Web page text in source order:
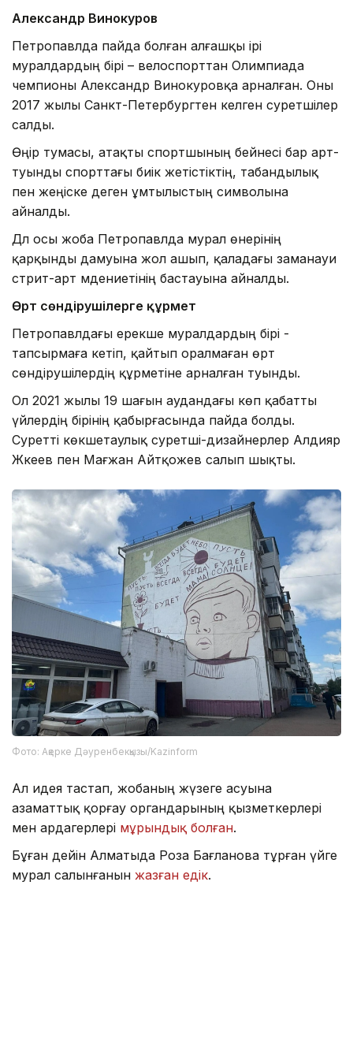
Александр Винокуров
Петропавлда пайда болған алғашқы ірі
муралдардың бірі – велоспорттан Олимпиада
чемпионы Александр Винокуровқа арналған. Оны
2017 жылы Санкт-Петербургтен келген суретшілер
салды.
Өңір тумасы, атақты спортшының бейнесі бар арт-
туынды спорттағы биік жетістіктің, табандылық
пен жеңіске деген ұмтылыстың символына
айналды.
Дәл осы жоба Петропавлда мурал өнерінің
қарқынды дамуына жол ашып, қаладағы заманауи
стрит-арт мәдениетінің бастауына айналды.
Өрт сөндірушілерге құрмет
Петропавлдағы ерекше муралдардың бірі -
тапсырмаға кетіп, қайтып оралмаған өрт
сөндірушілердің құрметіне арналған туынды.
Ол 2021 жылы 19 шағын аудандағы көп қабатты
үйлердің бірінің қабырғасында пайда болды.
Суретті көкшетаулық суретші-дизайнерлер Алдияр
Жәкеев пен Мағжан Айтқожев салып шықты.
Фото: Ақерке Дәуренбекқызы/Kazinform
Ал идея тастап, жобаның жүзеге асуына
азаматтық қорғау органдарының қызметкерлері
мен ардагерлері мұрындық болған.
Бұған дейін Алматыда Роза Бағланова тұрған үйге
мурал салынғанын жазған едік.